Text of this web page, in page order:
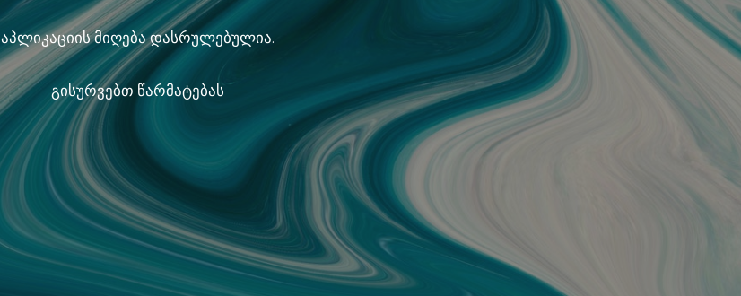
აპლიკაციის მიღება დასრულებულია.
გისურვებთ წარმატებას